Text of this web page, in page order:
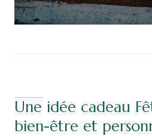
Une idée cadeau
bien-être et